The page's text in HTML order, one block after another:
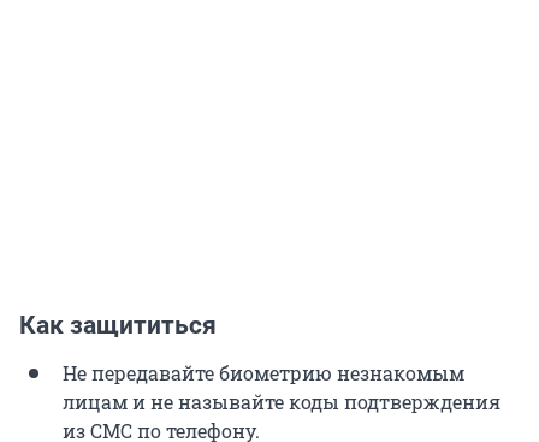
Как защититься
Не передавайте биометрию незнакомым
лицам и не называйте коды подтверждения
из СМС по телефону.